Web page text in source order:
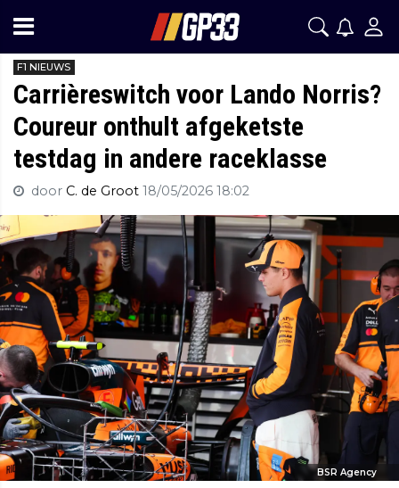
F1 NIEUWS
Carrièreswitch voor Lando Norris?
Coureur onthult afgeketste
testdag in andere raceklasse
door C. de Groot 18/05/2026 18:02
BSR Agency